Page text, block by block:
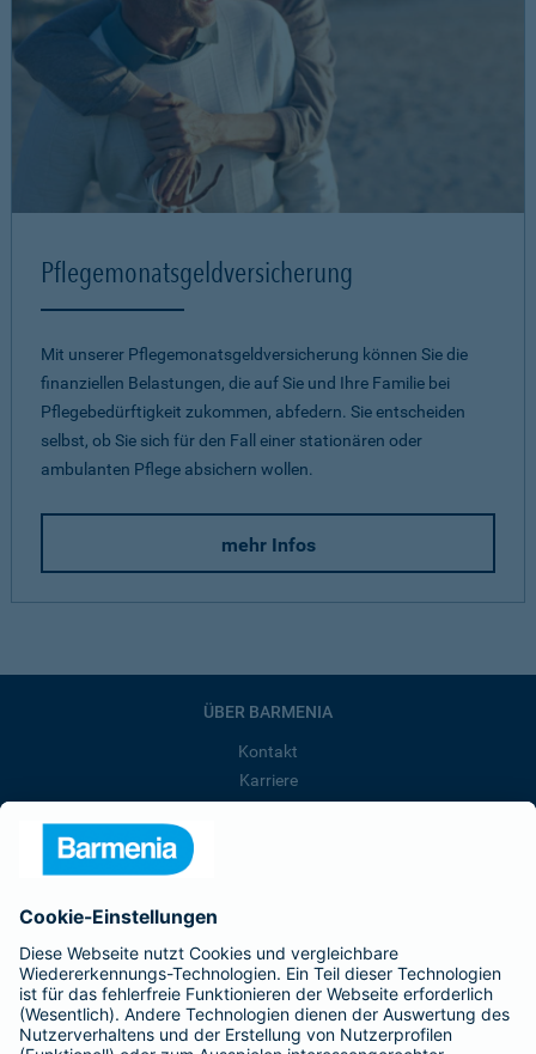
Pflegemonatsgeld­versicherung
Mit unserer Pflegemonatsgeld­versicherung können Sie die
finanziellen Belastungen, die auf Sie und Ihre Familie bei
Pflegebedürftigkeit zukommen, abfedern. Sie entscheiden
selbst, ob Sie sich für den Fall einer stationären oder
ambulanten Pflege absichern wollen.
mehr Infos
ÜBER BARMENIA
Kontakt
Karriere
Barmenia ist Teil der BarmeniaGothaer
BELIEBTE SEITEN
Kranken-Zusatzversicherung
Tierversicherungen